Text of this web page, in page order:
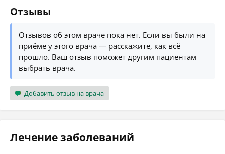
Отзывы
Отзывов об этом враче пока нет. Если вы были на
приёме у этого врача — расскажите, как всё
прошло. Ваш отзыв поможет другим пациентам
выбрать врача.
Добавить отзыв на врача
Лечение заболеваний